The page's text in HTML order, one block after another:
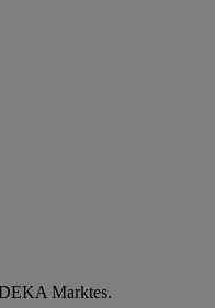
Marktes.